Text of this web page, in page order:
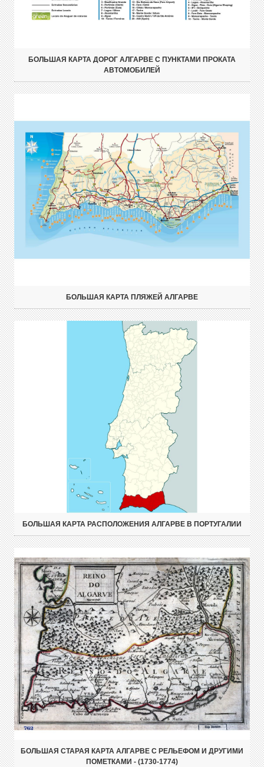
БОЛЬШАЯ КАРТА ДОРОГ АЛГАРВЕ С ПУНКТАМИ ПРОКАТА
АВТОМОБИЛЕЙ
БОЛЬШАЯ КАРТА ПЛЯЖЕЙ АЛГАРВЕ
БОЛЬШАЯ КАРТА РАСПОЛОЖЕНИЯ АЛГАРВЕ В ПОРТУГАЛИИ
БОЛЬШАЯ СТАРАЯ КАРТА АЛГАРВЕ С РЕЛЬЕФОМ И ДРУГИМИ
ПОМЕТКАМИ - (1730-1774)